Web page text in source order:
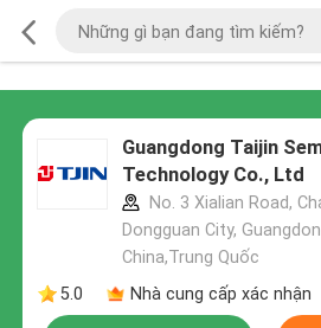
Guangdong Taijin
Technology Co., Ltd
No. 3 Xialian Road,
Dongguan City,
China,Trung Quốc
5.0
Nhà cung cấp xác nhận